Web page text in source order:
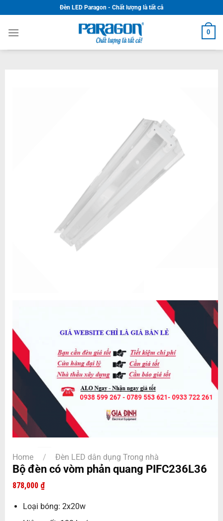
to
content
Đèn LED Paragon - Chất lượng là tất cả
0
Home / Đèn LED dân dụng Trong nhà
Bộ đèn có vòm phản quang PIFC236L36
878,000 ₫
Loại bóng: 2x20w